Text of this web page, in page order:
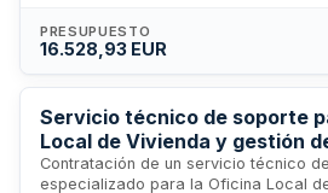
medicamento. Los servicios incluyen
generación de informes y
confidencialidad de la información
ejecución del contrato.
PRESUPUESTO
16.528,93 EUR
Servicio técnico de soporte
Local de Vivienda y gestión
Alquiler Social del
Contratación de un servicio técnico
especializado para la Oficina Local